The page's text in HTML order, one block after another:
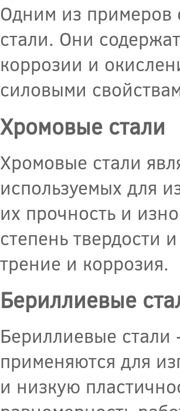
Одним из примеров
стали. Они
коррозии и
силовыми
Хромовые стали
Хромовые стали
используемых для
их прочность и
степень твердости
трение и коррозия.
Бериллиевые
Бериллиевые
применяются для
и низкую